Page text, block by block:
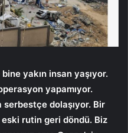
yakın insan yaşıyor.
yapamıyor.
serbestçe dolaşıyor. Bir
rutin geri döndü. Biz